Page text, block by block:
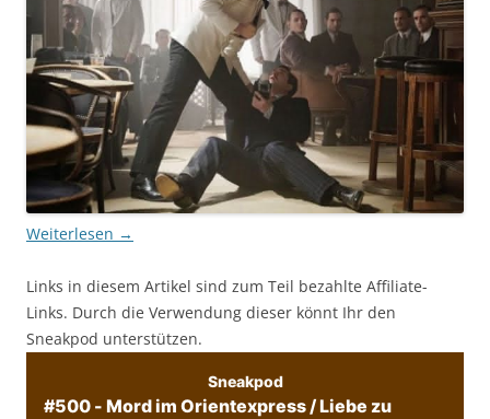
Weiterlesen →
Links in diesem Artikel sind zum Teil bezahlte Affiliate-
Links. Durch die Verwendung dieser könnt Ihr den
Sneakpod unterstützen.